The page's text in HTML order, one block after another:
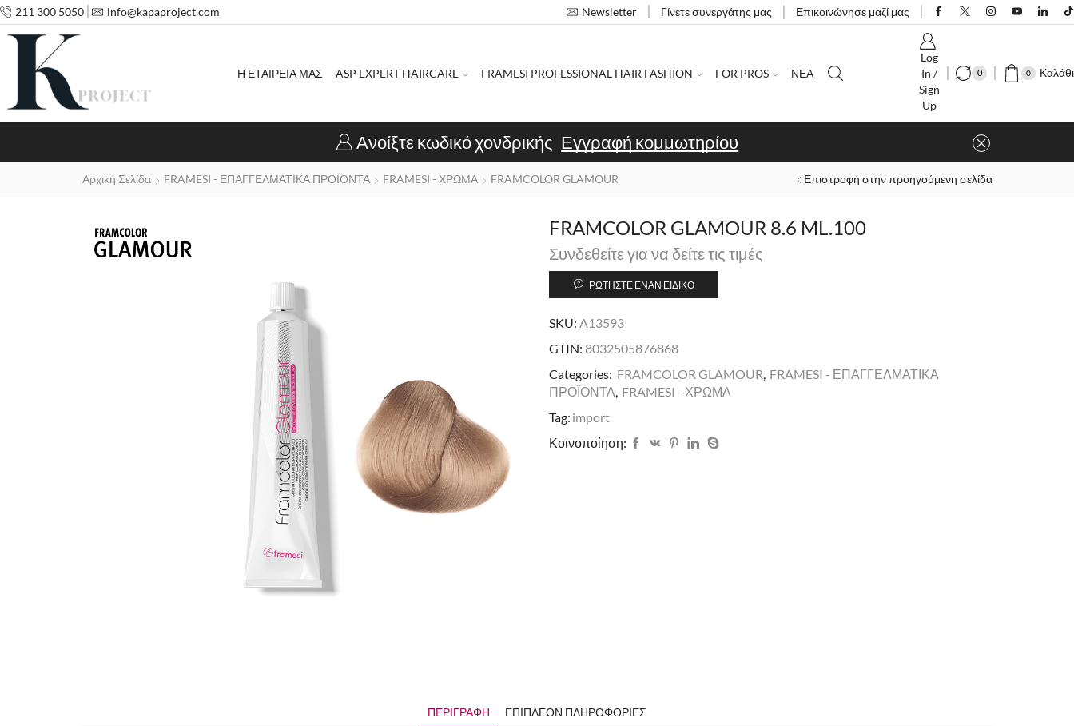
211 300 5050 info@kapaproject.com Newsletter Γίνετε συνεργάτης μας Επικοινώνησε μαζί μας
Η ΕΤΑΙΡΕΙΑ ΜΑΣ ASP EXPERT HAIRCARE FRAMESI PROFESSIONAL HAIR FASHION FOR PROS ΝΕΑ
Log
In /
Sign
Up
0 0 Καλάθι
Ανοίξτε κωδικό χονδρικής Εγγραφή κομμωτηρίου
Αρχική Σελίδα FRAMESI - ΕΠΑΓΓΕΛΜΑΤΙΚΑ ΠΡΟΪΟΝΤΑ FRAMESI - ΧΡΩΜΑ FRAMCOLOR GLAMOUR Επιστροφή στην προηγούμενη σελίδα
FRAMCOLOR GLAMOUR 8.6 ML.100
Συνδεθείτε για να δείτε τις τιμές
ΡΩΤΉΣΤΕ ΈΝΑΝ ΕΙΔΙΚΌ
SKU: A13593
GTIN: 8032505876868
Categories: FRAMCOLOR GLAMOUR FRAMESI - ΕΠΑΓΓΕΛΜΑΤΙΚΑ
ΠΡΟΪΟΝΤΑ FRAMESI - ΧΡΩΜΑ
Tag: import
Κοινοποίηση:
ΠΕΡΙΓΡΑΦΉ ΕΠΙΠΛΈΟΝ ΠΛΗΡΟΦΟΡΊΕΣ